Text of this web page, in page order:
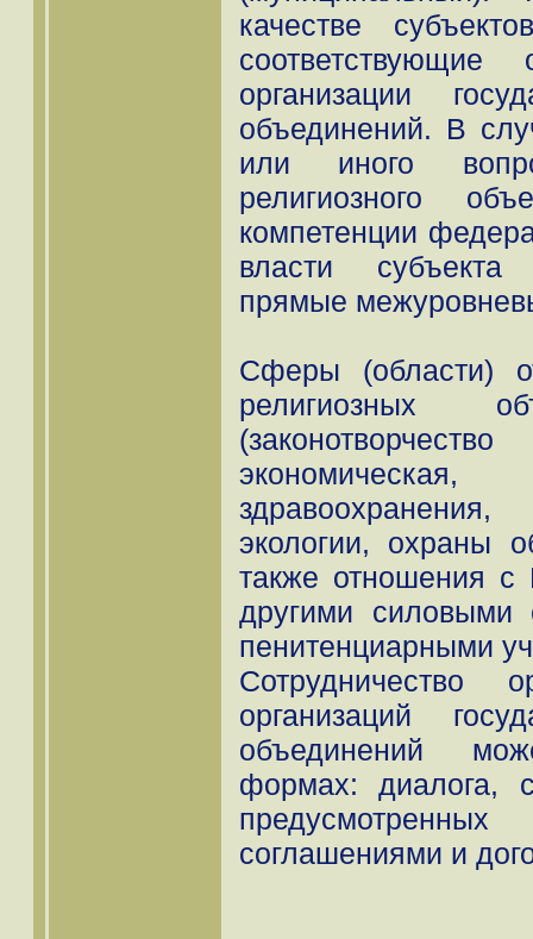
качестве
организации
объединений. В
или иного
религиозного
компетенции
власти
прямые
Сферы (области)
религиозных
здравоохранения,
экологии, охраны
также отношения
другими силовыми
пенитенциарными
Сотрудничество
организаций
объединений
формах: диалога,
соглашениями и